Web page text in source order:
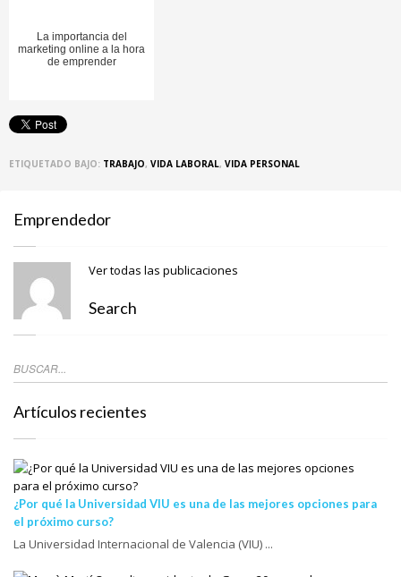
La importancia del
marketing online a la hora
de emprender
ETIQUETADO BAJO: TRABAJO, VIDA LABORAL, VIDA PERSONAL
Emprendedor
Ver todas las publicaciones
Search
Artículos recientes
¿Por qué la Universidad VIU es una de las mejores opciones para
el próximo curso?
La Universidad Internacional de Valencia (VIU) ...